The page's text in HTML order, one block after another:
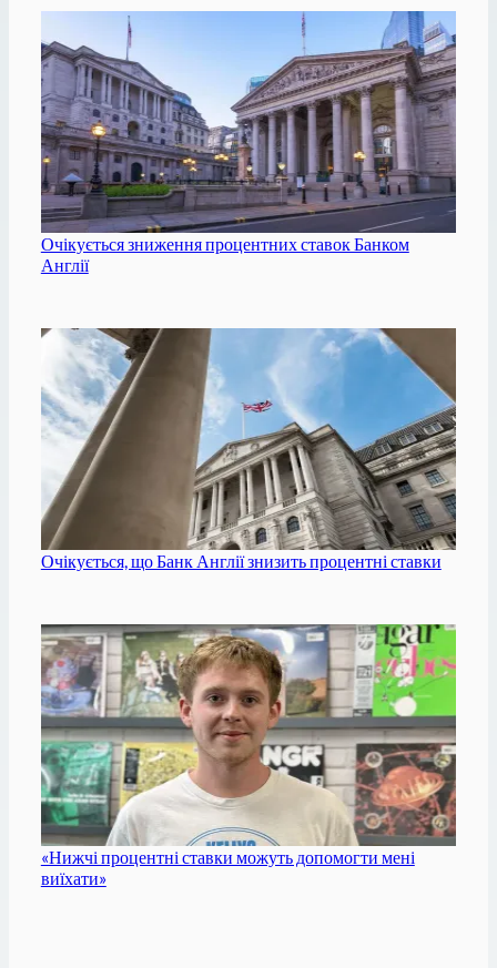
Очікується зниження процентних ставок Банком
Англії
Очікується, що Банк Англії знизить процентні ставки
«Нижчі процентні ставки можуть допомогти мені
виїхати»